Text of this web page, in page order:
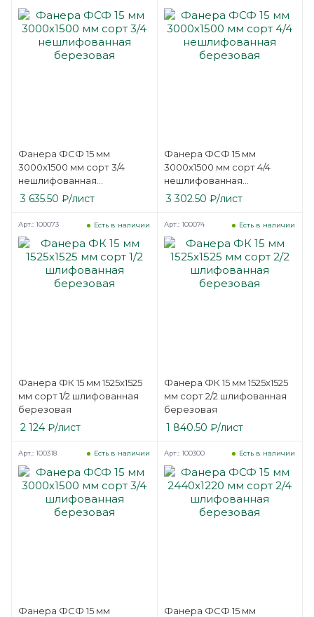
Фанера ФСФ 15 мм
3000х1500 мм сорт 3/4
нешлифованная
березовая
3 635.50 ₽/лист
Фанера ФСФ 15 мм
3000х1500 мм сорт 4/4
нешлифованная
березовая
3 302.50 ₽/лист
Фанера ФК 15 мм 1525х1525
мм сорт 1/2 шлифованная
березовая
Есть в наличии
Арт.: 100073
2 124 ₽/лист
Фанера ФК 15 мм 1525х1525
мм сорт 2/2 шлифованная
березовая
Есть в наличии
Арт.: 100074
1 840.50 ₽/лист
Фанера ФСФ 15 мм
Есть в наличии
Арт.: 100318
Фанера ФСФ 15 мм
Есть в наличии
Арт.: 100300